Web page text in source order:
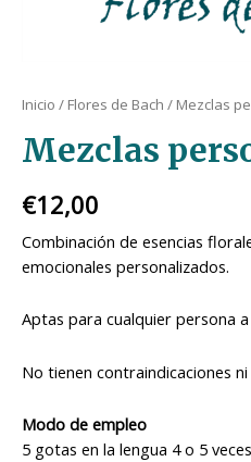
Inicio / Flores de Bach / Mezclas
Mezclas
€12,00
Combinación de esencias
emocionales personalizados.
Aptas para cualquier persona
No tienen contraindicaciones
Modo de empleo
5 gotas en la lengua 4 o 5